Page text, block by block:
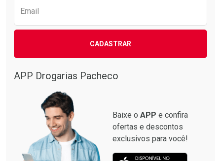
Email
CADASTRAR
APP Drogarias Pacheco
Baixe o APP e confira
ofertas e descontos
exclusivos para você!